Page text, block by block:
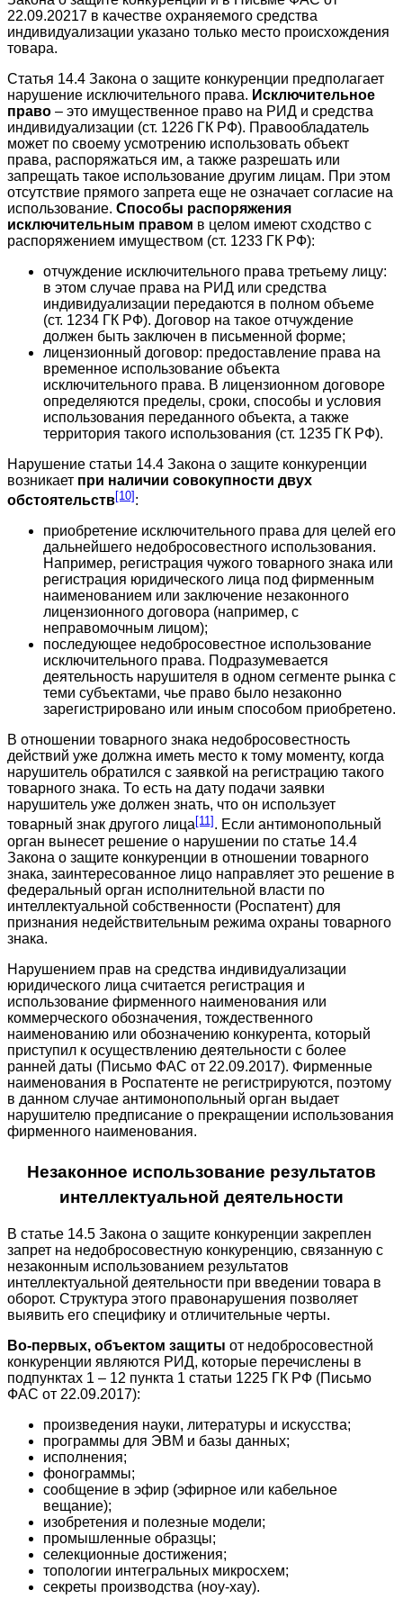
22.09.20217 в качестве охраняемого средства
индивидуализации указано только место происхождения
товара.
Статья 14.4 Закона о защите конкуренции предполагает
нарушение исключительного права. Исключительное
право – это имущественное право на РИД и средства
индивидуализации (ст. 1226 ГК РФ). Правообладатель
может по своему усмотрению использовать объект
права, распоряжаться им, а также разрешать или
запрещать такое использование другим лицам. При этом
отсутствие прямого запрета еще не означает согласие на
использование. Способы распоряжения
исключительным правом в целом имеют сходство с
распоряжением имуществом (ст. 1233 ГК РФ):
отчуждение исключительного права третьему лицу:
в этом случае права на РИД или средства
индивидуализации передаются в полном объеме
(ст. 1234 ГК РФ). Договор на такое отчуждение
должен быть заключен в письменной форме;
лицензионный договор: предоставление права на
временное использование объекта
исключительного права. В лицензионном договоре
определяются пределы, сроки, способы и условия
использования переданного объекта, а также
территория такого использования (ст. 1235 ГК РФ).
Нарушение статьи 14.4 Закона о защите конкуренции
возникает при наличии совокупности двух
обстоятельств[10] :
приобретение исключительного права для целей его
дальнейшего недобросовестного использования.
Например, регистрация чужого товарного знака или
регистрация юридического лица под фирменным
наименованием или заключение незаконного
лицензионного договора (например, с
неправомочным лицом);
последующее недобросовестное использование
исключительного права. Подразумевается
деятельность нарушителя в одном сегменте рынка с
теми субъектами, чье право было незаконно
зарегистрировано или иным способом приобретено.
В отношении товарного знака недобросовестность
действий уже должна иметь место к тому моменту, когда
нарушитель обратился с заявкой на регистрацию такого
товарного знака. То есть на дату подачи заявки
нарушитель уже должен знать, что он использует
товарный знак другого лица[11]. Если антимонопольный
орган вынесет решение о нарушении по статье 14.4
Закона о защите конкуренции в отношении товарного
знака, заинтересованное лицо направляет это решение в
федеральный орган исполнительной власти по
интеллектуальной собственности (Роспатент) для
признания недействительным режима охраны товарного
знака.
Нарушением прав на средства индивидуализации
юридического лица считается регистрация и
использование фирменного наименования или
коммерческого обозначения, тождественного
наименованию или обозначению конкурента, который
приступил к осуществлению деятельности с более
ранней даты (Письмо ФАС от 22.09.2017). Фирменные
наименования в Роспатенте не регистрируются, поэтому
в данном случае антимонопольный орган выдает
нарушителю предписание о прекращении использования
фирменного наименования.
Незаконное использование результатов
интеллектуальной деятельности
В статье 14.5 Закона о защите конкуренции закреплен
запрет на недобросовестную конкуренцию, связанную с
незаконным использованием результатов
интеллектуальной деятельности при введении товара в
оборот. Структура этого правонарушения позволяет
выявить его специфику и отличительные черты.
Во-первых, объектом защиты от недобросовестной
конкуренции являются РИД, которые перечислены в
подпунктах 1 – 12 пункта 1 статьи 1225 ГК РФ (Письмо
ФАС от 22.09.2017):
произведения науки, литературы и искусства;
программы для ЭВМ и базы данных;
исполнения;
фонограммы;
сообщение в эфир (эфирное или кабельное
вещание);
изобретения и полезные модели;
промышленные образцы;
селекционные достижения;
топологии интегральных микросхем;
секреты производства (ноу-хау).